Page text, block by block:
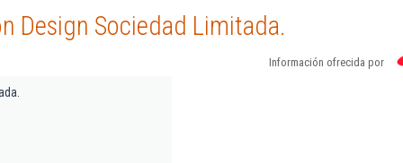
Design Sociedad Limitada.
Información ofrecida por